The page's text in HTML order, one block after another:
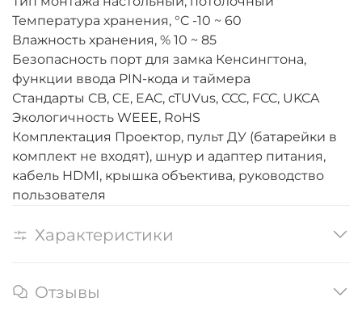
Температура хранения, °C -10 ~ 60
Влажность хранения, % 10 ~ 85
Безопасность порт для замка Кенсингтона,
функции ввода PIN-кода и таймера
Стандарты CB, CE, EAC, cTUVus, CCC, FCC, UKCA
Экологичность WEEE, RoHS
Комплектация Проектор, пульт ДУ (батарейки в
комплект не входят), шнур и адаптер питания,
кабель HDMI, крышка объектива, руководство
пользователя
Характеристики
Отзывы